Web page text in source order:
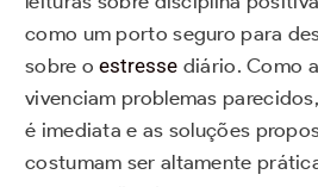
como um porto seguro para
sobre oestresse diário. Como
vivenciam problemas
é imediata e as soluções
costumam ser altamente